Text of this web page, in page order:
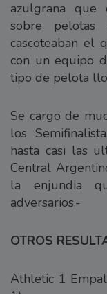
azulgrana que
sobre
cascoteaban el
con un equipo
tipo de pelota
Se cargo de
los
hasta casi las
Central
la enjundia
adversarios.-
OTROS
Athletic 1